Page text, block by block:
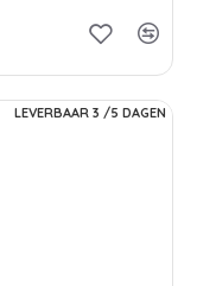
LEVERBAAR 3 /5 DAGEN